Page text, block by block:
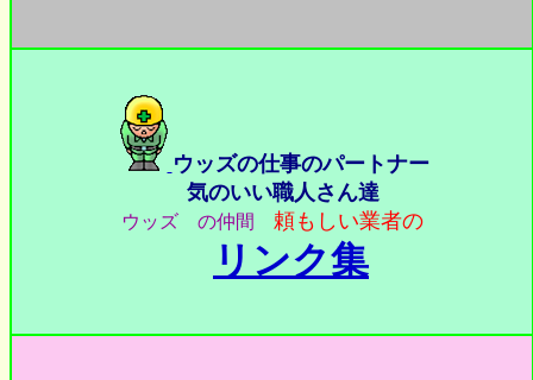
ウッズの仕事のパートナー
気のいい職人さん達
ウッズ の仲間 頼もしい業者の
リンク集